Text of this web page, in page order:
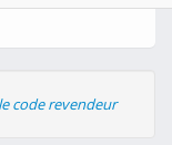
code revendeur